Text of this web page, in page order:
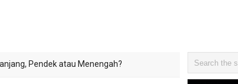
Pendek atau Menengah?